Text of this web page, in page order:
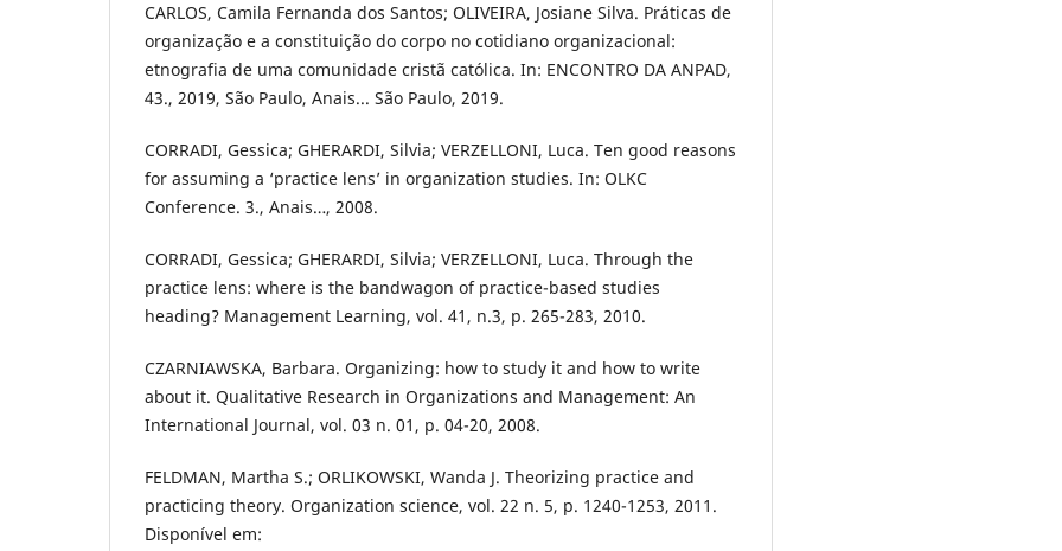
CARLOS, Camila Fernanda dos Santos; OLIVEIRA, Josiane Silva. Práticas de
organização e a constituição do corpo no cotidiano organizacional:
etnografia de uma comunidade cristã católica. In: ENCONTRO DA ANPAD,
43., 2019, São Paulo, Anais... São Paulo, 2019.
CORRADI, Gessica; GHERARDI, Silvia; VERZELLONI, Luca. Ten good reasons
for assuming a ‘practice lens’ in organization studies. In: OLKC
Conference. 3., Anais…, 2008.
CORRADI, Gessica; GHERARDI, Silvia; VERZELLONI, Luca. Through the
practice lens: where is the bandwagon of practice-based studies
heading? Management Learning, vol. 41, n.3, p. 265-283, 2010.
CZARNIAWSKA, Barbara. Organizing: how to study it and how to write
about it. Qualitative Research in Organizations and Management: An
International Journal, vol. 03 n. 01, p. 04-20, 2008.
FELDMAN, Martha S.; ORLIKOWSKI, Wanda J. Theorizing practice and
practicing theory. Organization science, vol. 22 n. 5, p. 1240-1253, 2011.
Disponível em: